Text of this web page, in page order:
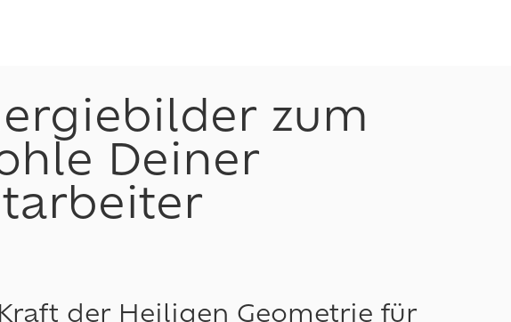
zum
Deiner
der Heiligen Geometrie für